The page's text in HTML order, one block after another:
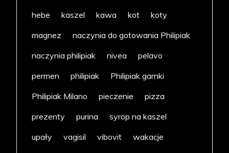
hebe
kaszel kawa kot
koty
magnez
naczynia do gotowania Philipiak
naczynia philipiak
nivea
pelavo
permen
philipiak
Philipiak garnki
Philipiak Milano
pieczenie
pizza
prezenty
purina
syrop na kaszel
upały
vagisil vibovit
wakacje